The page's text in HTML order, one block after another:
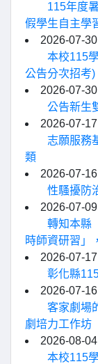
115年度
假學生自主學
2026-07-30
本校115
公告分次招考)
2026-07-30
公告新生
2026-07-17
志願服務
類
2026-07-16
性騷擾防
2026-07-09
轉知本縣
時師資研習」
2026-07-17
彰化縣
2026-07-16
客家劇場
劇培力工作坊
2026-08-04
本校115